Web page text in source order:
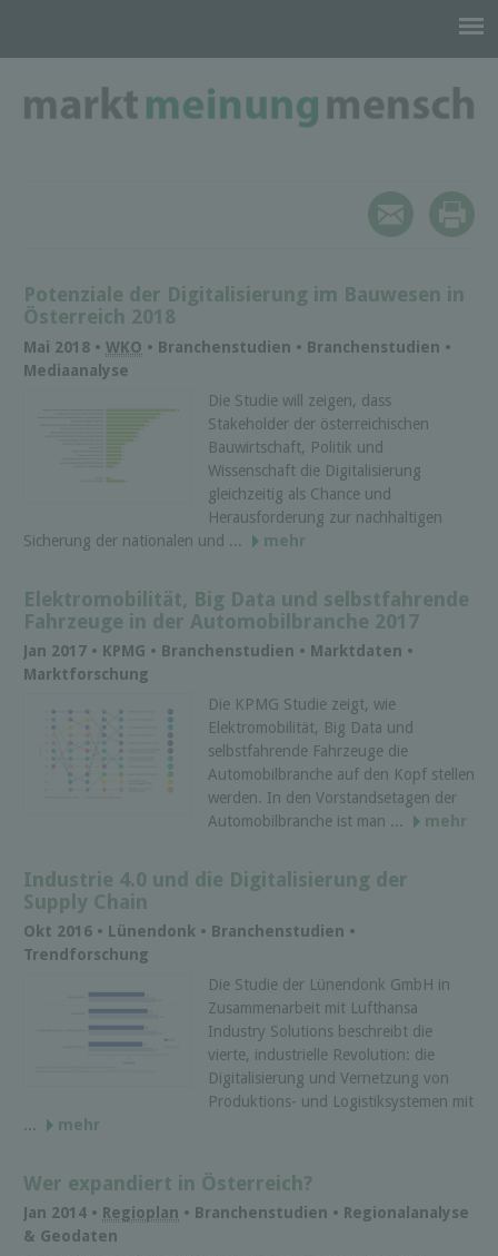
Potenziale der Digitalisierung im Bauwesen in
Österreich 2018
Mai 2018 • WKO • Branchenstudien • Branchenstudien •
Mediaanalyse
Die Studie will zeigen, dass
Stakeholder der österreichischen
Bauwirtschaft, Politik und
Wissenschaft die Digitalisierung
gleichzeitig als Chance und
Herausforderung zur nachhaltigen
Sicherung der nationalen und ...
mehr
Elektromobilität, Big Data und selbstfahrende
Fahrzeuge in der Automobilbranche 2017
Jan 2017 • KPMG • Branchenstudien • Marktdaten •
Marktforschung
Die KPMG Studie zeigt, wie
Elektromobilität, Big Data und
selbstfahrende Fahrzeuge die
Automobilbranche auf den Kopf stellen
werden. In den Vorstandsetagen der
Automobilbranche ist man ...
mehr
Industrie 4.0 und die Digitalisierung der
Supply Chain
Okt 2016 • Lünendonk • Branchenstudien •
Trendforschung
Die Studie der Lünendonk GmbH in
Zusammenarbeit mit Lufthansa
Industry Solutions beschreibt die
vierte, industrielle Revolution: die
Digitalisierung und Vernetzung von
Produktions- und Logistiksystemen mit
...
mehr
Wer expandiert in Österreich?
Jan 2014 • Regioplan • Branchenstudien • Regionalanalyse
& Geodaten